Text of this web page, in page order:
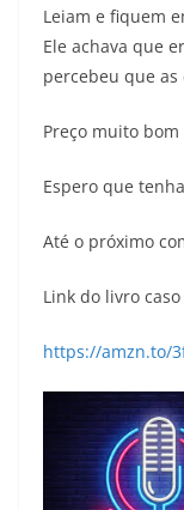
Leiam e fiquem
Ele achava que
percebeu que as
Preço muito
Espero que
Até o próximo
Link do livro
https://amzn.to/